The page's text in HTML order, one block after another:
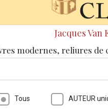
Jacques
modernes, reliures
Tous AUTEUR